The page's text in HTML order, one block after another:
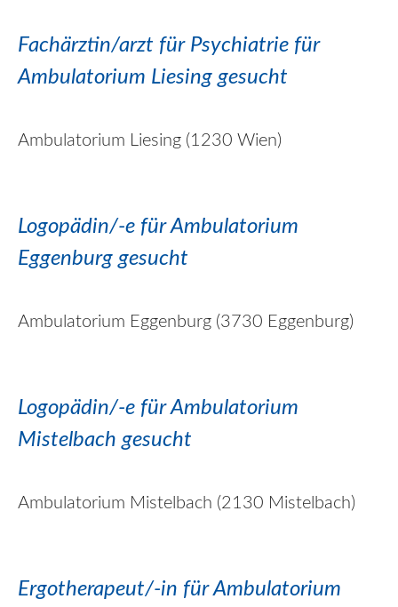
Fachärztin/arzt für Psychiatrie für
Ambulatorium Liesing gesucht
Ambulatorium Liesing (1230 Wien)
Logopädin/-e für Ambulatorium
Eggenburg gesucht
Ambulatorium Eggenburg (3730 Eggenburg)
Logopädin/-e für Ambulatorium
Mistelbach gesucht
Ambulatorium Mistelbach (2130 Mistelbach)
Ergotherapeut/-in für Ambulatorium